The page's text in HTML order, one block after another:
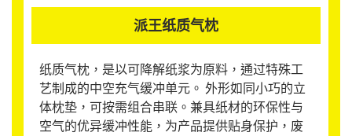
派王纸质气枕
纸质气枕，是以可降解纸浆为原料，通过特殊工
艺制成的中空充气缓冲单元。 外形如同小巧的立
体枕垫，可按需组合串联。兼具纸材的环保性与
空气的优异缓冲性能，为产品提供贴身保护，废